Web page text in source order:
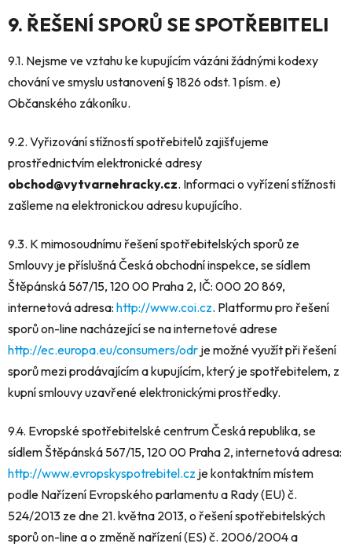
9. ŘEŠENÍ SPORŮ SE SPOTŘEBITELI
9.1. Nejsme ve vztahu ke kupujícím vázáni žádnými kodexy
chování ve smyslu ustanovení § 1826 odst. 1 písm. e)
Občanského zákoníku.
9.2. Vyřizování stížností spotřebitelů zajišťujeme
prostřednictvím elektronické adresy
obchod@vytvarnehracky.cz. Informaci o vyřízení stížnosti
zašleme na elektronickou adresu kupujícího.
9.3. K mimosoudnímu řešení spotřebitelských sporů ze
Smlouvy je příslušná Česká obchodní inspekce, se sídlem
Štěpánská 567/15, 120 00 Praha 2, IČ: 000 20 869,
internetová adresa: http://www.coi.cz. Platformu pro řešení
sporů on-line nacházející se na internetové adrese
http://ec.europa.eu/consumers/odr je možné využít při řešení
sporů mezi prodávajícím a kupujícím, který je spotřebitelem, z
kupní smlouvy uzavřené elektronickými prostředky.
9.4. Evropské spotřebitelské centrum Česká republika, se
sídlem Štěpánská 567/15, 120 00 Praha 2, internetová adresa:
http://www.evropskyspotrebitel.cz je kontaktním místem
podle Nařízení Evropského parlamentu a Rady (EU) č.
524/2013 ze dne 21. května 2013, o řešení spotřebitelských
sporů on-line a o změně nařízení (ES) č. 2006/2004 a